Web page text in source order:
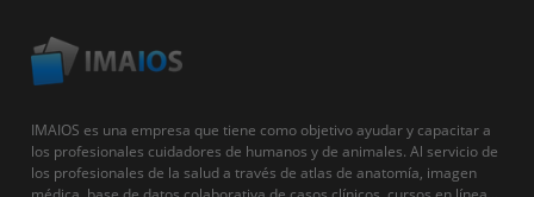
IMAIOS es una empresa que tiene como objetivo ayudar y capacitar a
los profesionales cuidadores de humanos y de animales. Al servicio de
los profesionales de la salud a través de atlas de anatomía, imagen